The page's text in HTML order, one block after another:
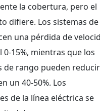
la cobertura, pero el
difiere. Los sistemas de
una pérdida de
0-15%, mientras que los
de rango pueden
un 40-50%. Los
de la línea eléctrica se